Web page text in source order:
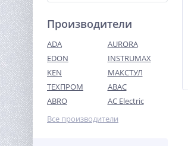
Лебедка (1588 кг/15 м)
автомобильная TOR 12 V
P3500-1D
19 665
Производители
ADA
AURORA
EDON
INSTRUMAX
KEN
МАКСТУЛ
ТЕХПРОМ
ABAC
ABRO
AC Electric
Все производители